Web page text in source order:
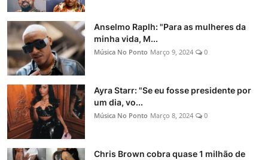
Anselmo Raplh: "Para as mulheres da
minha vida, M...
Música No Ponto Março 9, 2024 0
Ayra Starr: "Se eu fosse presidente por
um dia, vo...
Música No Ponto Março 8, 2024 0
Chris Brown cobra quase 1 milhão de